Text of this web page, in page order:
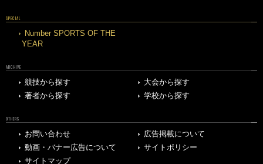
SPECIAL
Number SPORTS OF THE
YEAR
ARCHIVE
競技から探す
大会から探す
著者から探す
学校から探す
OTHERS
お問い合わせ
広告掲載について
動画・バナー広告について
サイトポリシー
サイトマップ